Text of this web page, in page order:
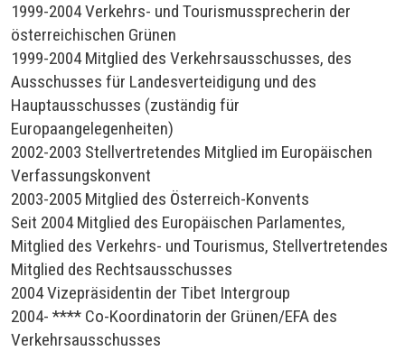
1999-2004 Verkehrs- und Tourismussprecherin der
österreichischen Grünen
1999-2004 Mitglied des Verkehrsausschusses, des
Ausschusses für Landesverteidigung und des
Hauptausschusses (zuständig für
Europaangelegenheiten)
2002-2003 Stellvertretendes Mitglied im Europäischen
Verfassungskonvent
2003-2005 Mitglied des Österreich-Konvents
Seit 2004 Mitglied des Europäischen Parlamentes,
Mitglied des Verkehrs- und Tourismus, Stellvertretendes
Mitglied des Rechtsausschusses
2004 Vizepräsidentin der Tibet Intergroup
2004- **** Co-Koordinatorin der Grünen/EFA des
Verkehrsausschusses